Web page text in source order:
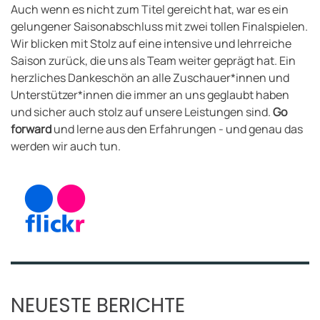
Auch wenn es nicht zum Titel gereicht hat, war es ein
gelungener Saisonabschluss mit zwei tollen Finalspielen.
Wir blicken mit Stolz auf eine intensive und lehrreiche
Saison zurück, die uns als Team weiter geprägt hat. Ein
herzliches Dankeschön an alle Zuschauer*innen und
Unterstützer*innen die immer an uns geglaubt haben
und sicher auch stolz auf unsere Leistungen sind.Go
forwardund lerne aus den Erfahrungen - und genau das
werden wir auch tun.
NEUESTE BERICHTE